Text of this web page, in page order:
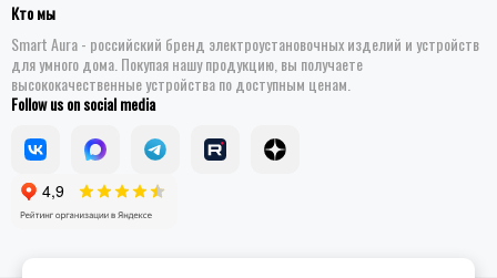
Кто мы
Smart Aura - российский бренд электроустановочных изделий и устройств
для умного дома. Покупая нашу продукцию, вы получаете
высококачественные устройства по доступным ценам.
Follow us on social media